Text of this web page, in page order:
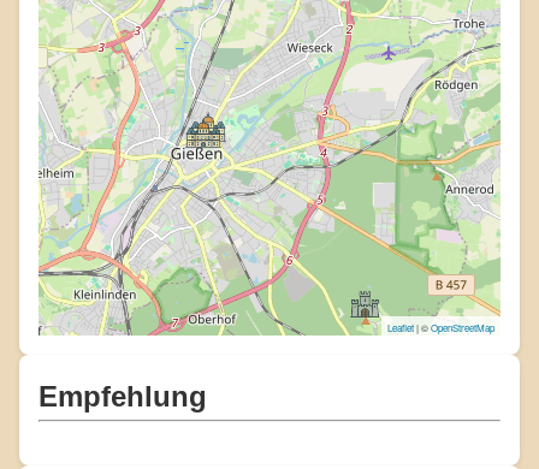
Leaflet| ©OpenStreetMap
Empfehlung